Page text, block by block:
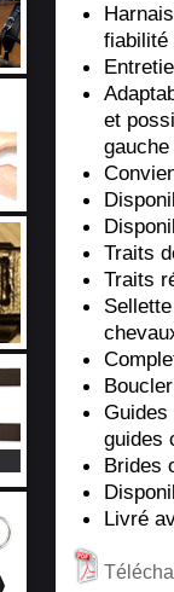
fiabilité
et
gauche
Traits
Traits
Guides
guides
Brides
Livré